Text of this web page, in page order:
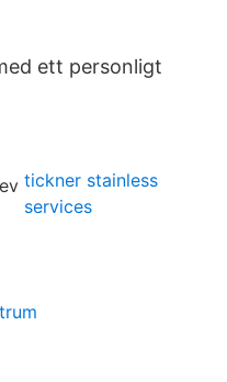
ett personligt
tickner stainless
services